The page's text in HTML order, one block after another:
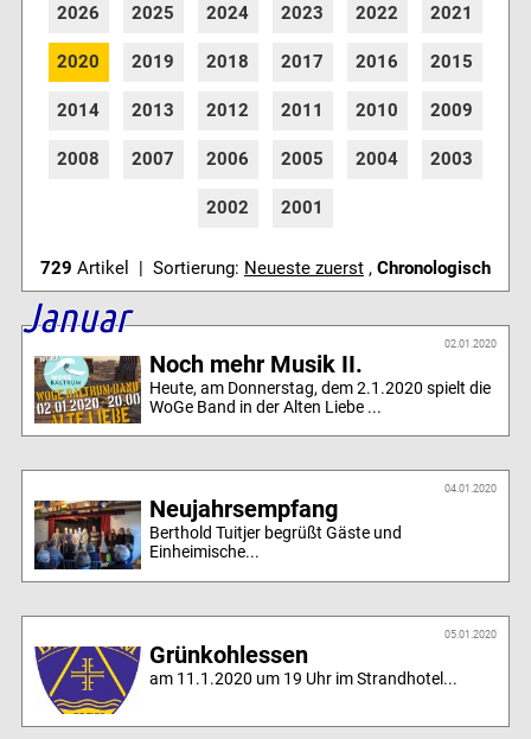
2026 2025 2024 2023 2022 2021
2020 2019 2018 2017 2016 2015
2014 2013 2012 2011 2010 2009
2008 2007 2006 2005 2004 2003
2002 2001
729 Artikel | Sortierung: Neueste zuerst, Chronologisch
Januar
02.01.2020
Noch mehr Musik II.
Heute, am Donnerstag, dem 2.1.2020 spielt die
WoGe Band in der Alten Liebe ...
04.01.2020
Neujahrsempfang
Berthold Tuitjer begrüßt Gäste und
Einheimische...
05.01.2020
Grünkohlessen
am 11.1.2020 um 19 Uhr im Strandhotel...